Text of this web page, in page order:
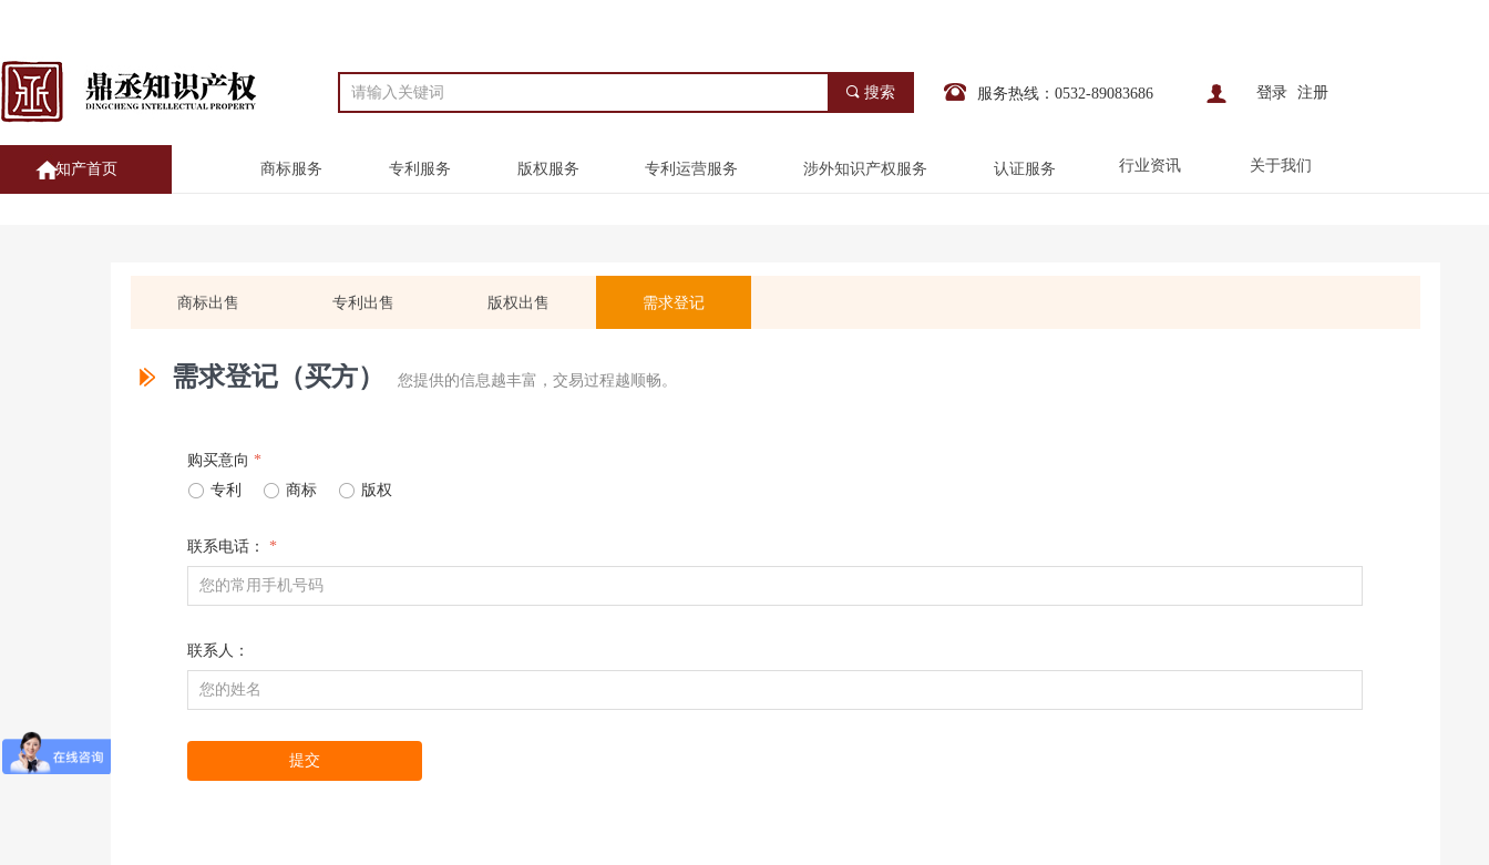
끠 搜索 登录 注册
服务热线：0532-89083686
知产首页 涉外知识产权服务 认证服务
商标服务 专利运营服务
专利服务 版权服务 行业资讯 关于我们
需求登记（买方） 您提供的信息越丰富，交易过程越顺畅。
购买意向 *
ꀐ 专利 ꀐ 商标 ꀐ 版权
联系电话： *
联系人：
提交
商标出售 专利出售 版权出售 需求登记